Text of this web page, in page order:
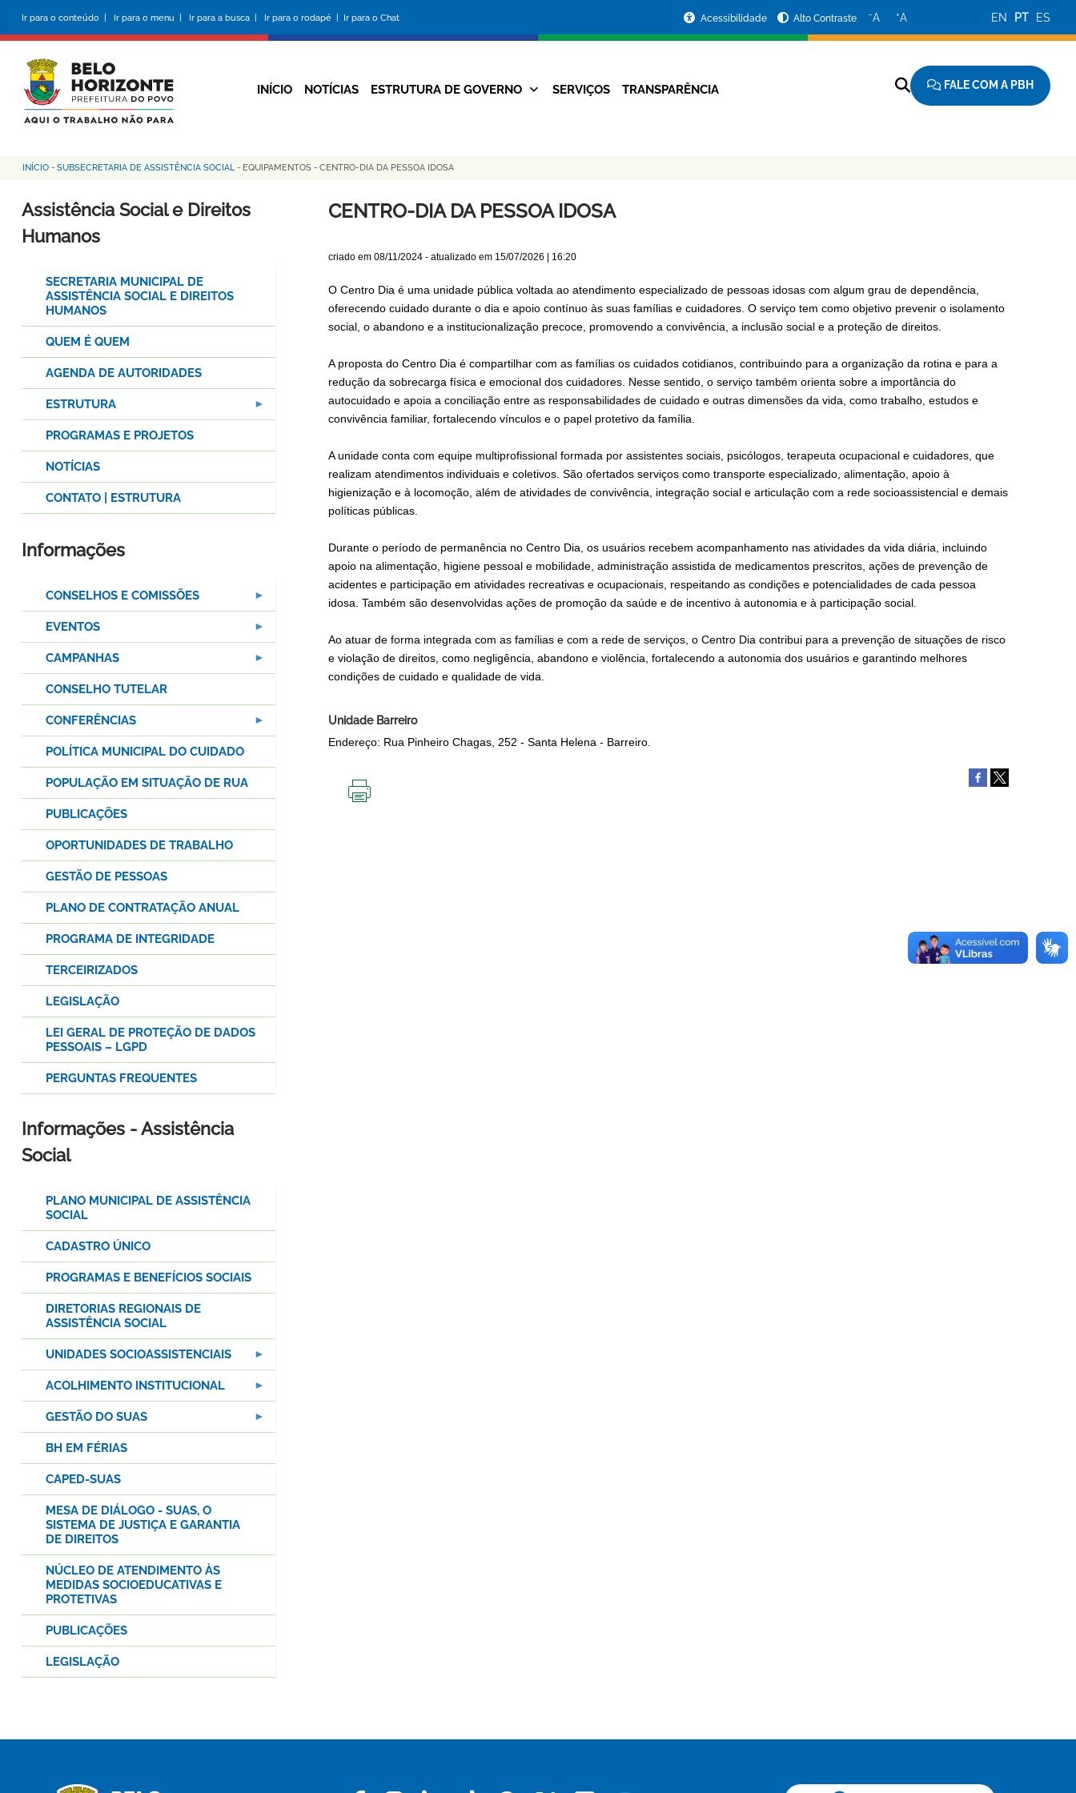
conteúdo
principal
Ir para o conteúdo | Ir para o menu | Ir para a busca | Ir para o rodapé | Ir para o Chat
da
Prefeitura
Acessibilidade Alto Contraste −A +A EN PT ES
Navegação
INÍCIO NOTÍCIAS ESTRUTURA DE GOVERNO SERVIÇOS TRANSPARÊNCIA FALE COM A PBH
Trilha
de
navegação
INÍCIO - SUBSECRETARIA DE ASSISTÊNCIA SOCIAL - EQUIPAMENTOS - CENTRO-DIA DA PESSOA IDOSA
CENTRO-DIA DA PESSOA IDOSA
criado em 08/11/2024- atualizado em 15/07/2026 | 16:20
O Centro Dia é uma unidade pública voltada ao atendimento especializado de pessoas idosas com algum grau de dependência,
oferecendo cuidado durante o dia e apoio contínuo às suas famílias e cuidadores. O serviço tem como objetivo prevenir o isolamento
social, o abandono e a institucionalização precoce, promovendo a convivência, a inclusão social e a proteção de direitos.
A proposta do Centro Dia é compartilhar com as famílias os cuidados cotidianos, contribuindo para a organização da rotina e para a
redução da sobrecarga física e emocional dos cuidadores. Nesse sentido, o serviço também orienta sobre a importância do
autocuidado e apoia a conciliação entre as responsabilidades de cuidado e outras dimensões da vida, como trabalho, estudos e
convivência familiar, fortalecendo vínculos e o papel protetivo da família.
A unidade conta com equipe multiprofissional formada por assistentes sociais, psicólogos, terapeuta ocupacional e cuidadores, que
realizam atendimentos individuais e coletivos. São ofertados serviços como transporte especializado, alimentação, apoio à
higienização e à locomoção, além de atividades de convivência, integração social e articulação com a rede socioassistencial e demais
políticas públicas.
Durante o período de permanência no Centro Dia, os usuários recebem acompanhamento nas atividades da vida diária, incluindo
apoio na alimentação, higiene pessoal e mobilidade, administração assistida de medicamentos prescritos, ações de prevenção de
acidentes e participação em atividades recreativas e ocupacionais, respeitando as condições e potencialidades de cada pessoa
idosa. Também são desenvolvidas ações de promoção da saúde e de incentivo à autonomia e à participação social.
Ao atuar de forma integrada com as famílias e com a rede de serviços, o Centro Dia contribui para a prevenção de situações de risco
e violação de direitos, como negligência, abandono e violência, fortalecendo a autonomia dos usuários e garantindo melhores
condições de cuidado e qualidade de vida.
Unidade Barreiro
Endereço: Rua Pinheiro Chagas, 252 - Santa Helena - Barreiro.
Assistência Social e Direitos
Humanos
SECRETARIA MUNICIPAL DE
ASSISTÊNCIA SOCIAL E DIREITOS
HUMANOS
QUEM É QUEM
AGENDA DE AUTORIDADES
ESTRUTURA
PROGRAMAS E PROJETOS
NOTÍCIAS
CONTATO | ESTRUTURA
Informações
CONSELHOS E COMISSÕES
EVENTOS
CAMPANHAS
CONSELHO TUTELAR
CONFERÊNCIAS
POLÍTICA MUNICIPAL DO CUIDADO
POPULAÇÃO EM SITUAÇÃO DE RUA
PUBLICAÇÕES
OPORTUNIDADES DE TRABALHO
GESTÃO DE PESSOAS
PLANO DE CONTRATAÇÃO ANUAL
PROGRAMA DE INTEGRIDADE
TERCEIRIZADOS
LEGISLAÇÃO
LEI GERAL DE PROTEÇÃO DE DADOS
PESSOAIS – LGPD
PERGUNTAS FREQUENTES
Informações - Assistência
Social
PLANO MUNICIPAL DE ASSISTÊNCIA
SOCIAL
CADASTRO ÚNICO
PROGRAMAS E BENEFÍCIOS SOCIAIS
DIRETORIAS REGIONAIS DE
ASSISTÊNCIA SOCIAL
UNIDADES SOCIOASSISTENCIAIS
ACOLHIMENTO INSTITUCIONAL
GESTÃO DO SUAS
BH EM FÉRIAS
CAPED-SUAS
MESA DE DIÁLOGO - SUAS, O
SISTEMA DE JUSTIÇA E GARANTIA
DE DIREITOS
NÚCLEO DE ATENDIMENTO ÀS
MEDIDAS SOCIOEDUCATIVAS E
PROTETIVAS
PUBLICAÇÕES
LEGISLAÇÃO